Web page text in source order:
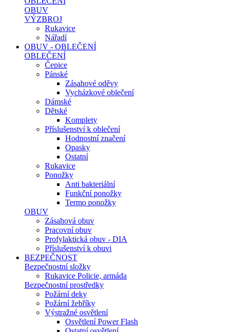
OBUV
VÝZBROJ
Rukavice
Nářadí
OBUV - OBLEČENÍ
OBLEČENÍ
Čepice
Pánské
Zásahové oděvy
Vycházkové oblečení
Dámské
Dětské
Komplety
Příslušenství k oblečení
Hodnostní značení
Opasky
Ostatní
Rukavice
Ponožky
Anti bakteriální
Funkční ponožky
Termo ponožky
OBUV
Zásahová obuv
Pracovní obuv
Profylaktická obuv - DIA
Příslušenství k obuvi
BEZPEČNOST
Bezpečnostní složky
Rukavice Policie, armáda
Bezpečnostní prostředky
Požární deky
Požární žebříky
Výstražné osvětlení
Osvětlení Power Flash